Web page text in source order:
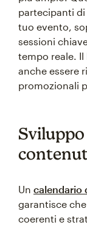
partecipanti di
tuo evento,
sessioni
tempo reale.
anche essere
promozionali
Un calendario
garantisce
coerenti e